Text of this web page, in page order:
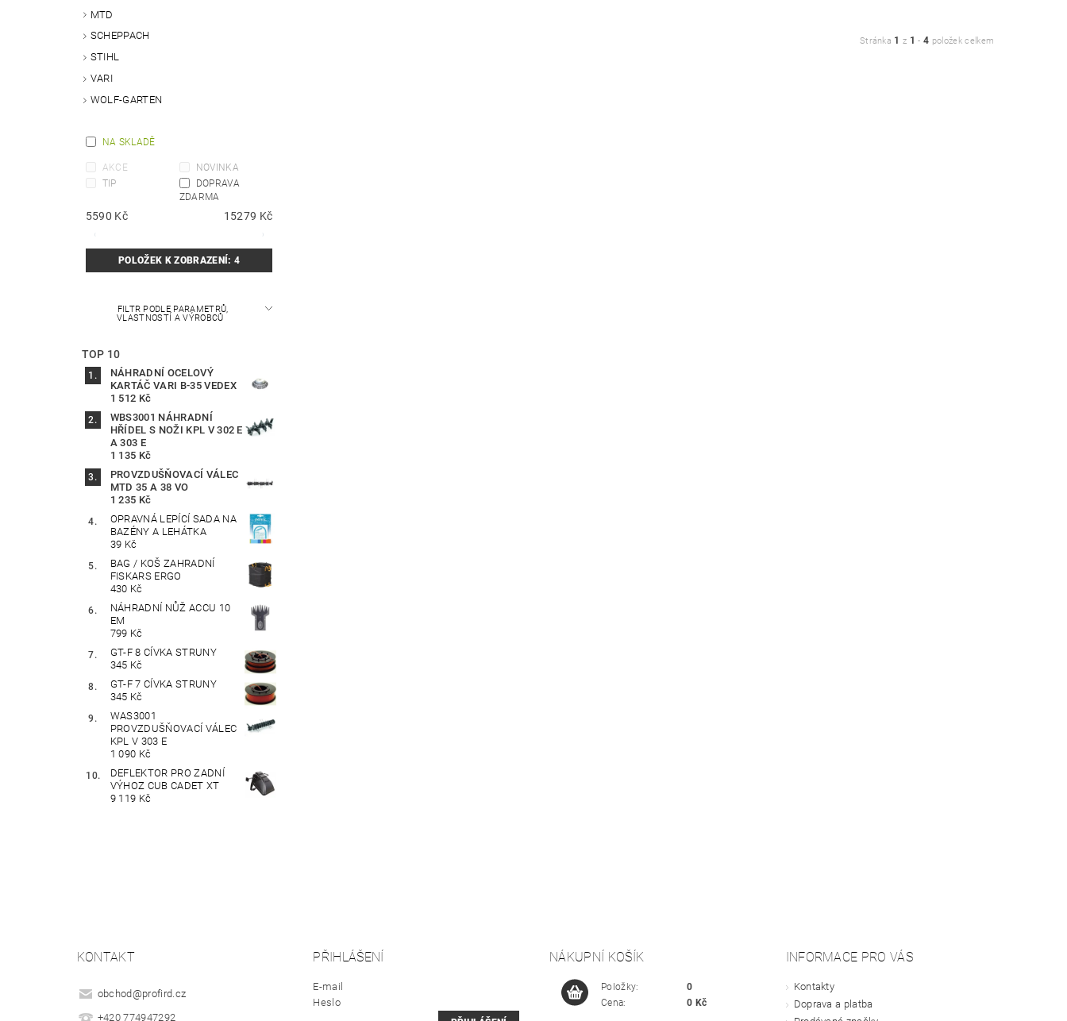
MTD
SCHEPPACH
STIHL
VARI
WOLF-GARTEN
NA SKLADĚ
AKCE
NOVINKA
TIP
DOPRAVA
ZDARMA
5590 Kč 15279 Kč
POLOŽEK K ZOBRAZENÍ: 4
FILTR PODLE PARAMETRŮ,
VLASTNOSTÍ A VÝROBCŮ
TOP 10
NÁHRADNÍ OCELOVÝ
KARTÁČ VARI B-35 VEDEX
1 512 Kč
WBS3001 NÁHRADNÍ
HŘÍDEL S NOŽI KPL V 302 E
A 303 E
1 135 Kč
PROVZDUŠŇOVACÍ VÁLEC
MTD 35 A 38 VO
1 235 Kč
OPRAVNÁ LEPÍCÍ SADA NA
BAZÉNY A LEHÁTKA
39 Kč
BAG / KOŠ ZAHRADNÍ
FISKARS ERGO
430 Kč
NÁHRADNÍ NŮŽ ACCU 10
EM
799 Kč
GT-F 8 CÍVKA STRUNY
345 Kč
GT-F 7 CÍVKA STRUNY
345 Kč
WAS3001
PROVZDUŠŇOVACÍ VÁLEC
KPL V 303 E
1 090 Kč
DEFLEKTOR PRO ZADNÍ
VÝHOZ CUB CADET XT
9 119 Kč
Stránka 1 z 1 -4 položek celkem
KONTAKT
obchod@profird.cz
+420 774947292
PŘIHLÁŠENÍ
E-mail
Heslo
NÁKUPNÍ KOŠÍK
Položky:
Cena:
0
0 Kč
INFORMACE PRO VÁS
Kontakty
Doprava a platba